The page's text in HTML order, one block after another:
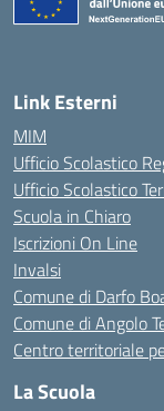
Link Esterni
MIM
Ufficio Scolastico
Ufficio Scolastico
Scuola in Chiaro
Iscrizioni On Line
Invalsi
Comune di Darfo
Comune di Angolo
Centro territoriale
La Scuola